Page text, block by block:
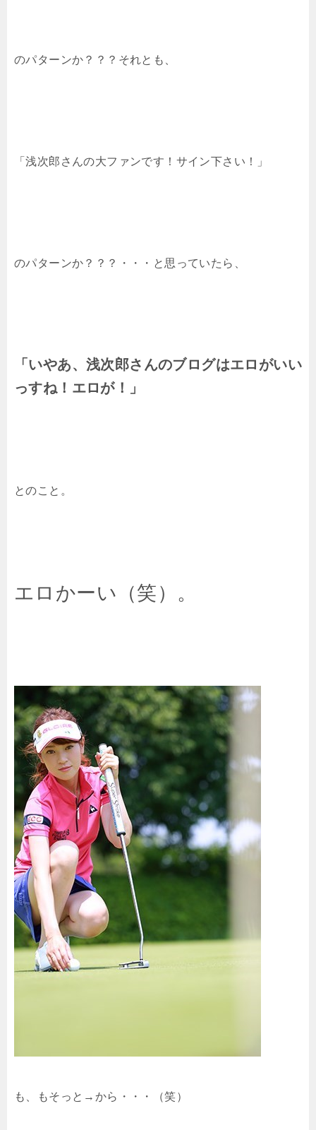
のパターンか？？？それとも、
「浅次郎さんの大ファンです！サイン下さい！」
のパターンか？？？・・・と思っていたら、
「いやあ、浅次郎さんのブログはエロがいい
っすね！エロが！」
とのこと。
エロかーい（笑）。
も、もそっと→から・・・（笑）